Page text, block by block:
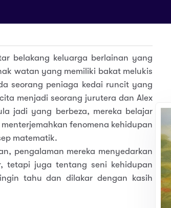
belakang keluarga berlainan yang
watan yang memiliki bakat melukis
seorang peniaga kedai runcit yang
menjadi seorang jurutera dan Alex
jadi yang berbeza, mereka belajar
fenomena kehidupan
matematik.
pengalaman mereka menyedarkan
tetapi juga tentang seni kehidupan
tahu dan dilakar dengan kasih